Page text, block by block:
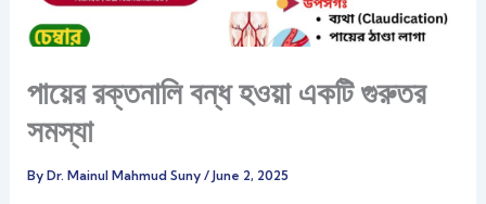
পায়ের রক্তনালি বন্ধ হওয়া একটি গুরুতর
সমস্যা
ByDr. Mainul Mahmud Suny/June 2, 2025